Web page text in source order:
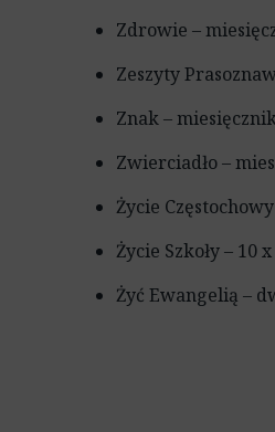
Zdrowie –
Zeszyty
Znak –
Zwierciadło –
Życie
Życie Szkoły – 10
Żyć Ewangelią –